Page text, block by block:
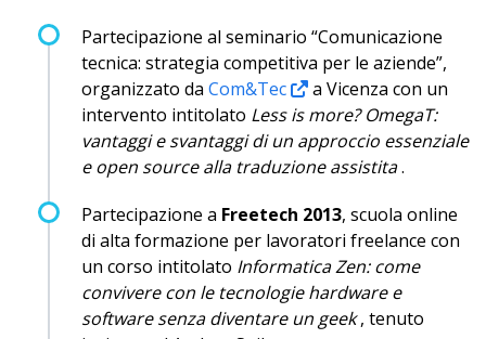
Partecipazione al seminario “Comunicazione
tecnica: strategia competitiva per le aziende”,
organizzato da Com&Tec
a Vicenza con un
intervento intitolato Less is more? OmegaT:
vantaggi e svantaggi di un approccio essenziale
e open source alla traduzione assistita.
Partecipazione a Freetech 2013, scuola online
di alta formazione per lavoratori freelance con
un corso intitolato Informatica Zen: come
convivere con le tecnologie hardware e
software senza diventare un geek, tenuto